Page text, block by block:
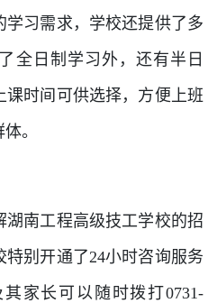
习需求，学校还提供了多
全日制学习外，还有半日
时间可供选择，方便上班
。
南工程高级技工学校的招
别开通了24小时咨询服务
家长可以随时拨打0731-